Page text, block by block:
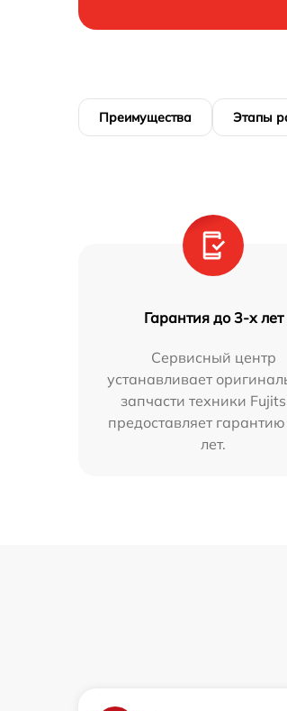
Преимущества Этапы
Гарантия до 3-х лет
Сервисный центр
устанавливает
запчасти техники
предоставляет
лет.